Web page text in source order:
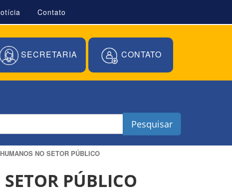
Contato
SECRETARIA CONTATO
Pesquisar
NO SETOR PÚBLICO
PÚBLICO